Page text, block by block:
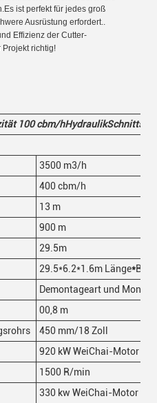
ist perfekt für jedes groß
Ausrüstung erfordert..
Effizienz der Cutter-
richtig!
100 cbm/hHydraulik
3500 m3/h
400 cbm/h
13 m
900 m
29.5m
29.5*6.2*1.6m Länge*
Demontageart und
00,8 m
450 mm/18 Zoll
920 kW WeiChai-Motor
1500 R/min
330 kw WeiChai-Motor